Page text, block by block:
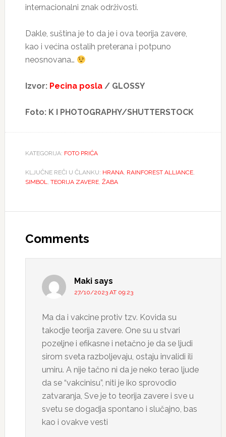
internacionalni znak održivosti.
Dakle, suština je to da je i ova teorija zavere,
kao i većina ostalih preterana i potpuno
neosnovana…
Izvor: Pecina posla/ GLOSSY
Foto: K I PHOTOGRAPHY/SHUTTERSTOCK
KATEGORIJA: FOTO PRIĆA
KLJUČNE REČI U ČLANKU: HRANA, RAINFOREST ALLIANCE,
SIMBOL, TEORIJA ZAVERE, ŽABA
Interactions
Comments
Maki says
27/10/2023 AT 09:23
Ma da i vakcine protiv tzv. Kovida su
takodje teorija zavere. One su u stvari
pozeljne i efikasne i netačno je da se ljudi
sirom sveta razboljevaju, ostaju invalidi ili
umiru. A nije tačno ni da je neko terao ljude
da se “vakcinisu”, niti je iko sprovodio
zatvaranja, Sve je to teorija zavere i sve u
svetu se dogadja spontano i slučajno, bas
kao i ovakve vesti